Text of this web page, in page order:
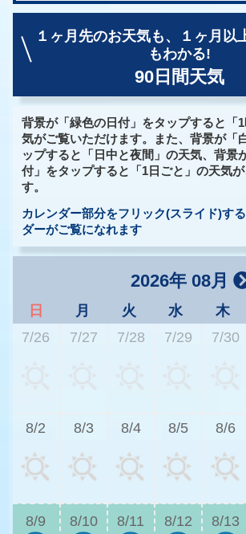
１ヶ月先のお天気も、
１ヶ月以
もわかる!
90日間天気
背景が「緑色の日付」をタップすると「
気がご覧いただけます。また、背景が「
ップすると「日中と夜間」の天気、背景
付」をタップすると「1日ごと」の天気
す。
カレンダー部分をフリック(スライド)す
ダーがご覧になれます
2026年 08月
日 月 火 水 木
7/26
7/27 7/28 7/29 7/30
8/2 8/3 8/4 8/5 8/6
8/9 8/10 8/11 8/12 8/13